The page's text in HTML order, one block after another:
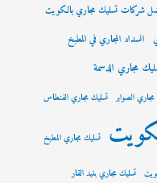
شركات تسليك مجاري بالكويت
انسداد المجاري في المطبخ
مجاري الدسمة
الصوابر تسليك مجاري الفنطاس
تسليك مجاري المطبخ
تسليك مجاري بنيد القار